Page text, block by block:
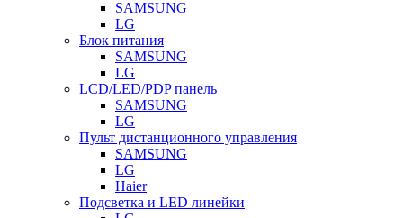
SAMSUNG
LG
Блок питания
SAMSUNG
LG
LCD/LED/PDP панель
SAMSUNG
LG
Пульт дистанционного управления
SAMSUNG
LG
Haier
Подсветка и LED линейки